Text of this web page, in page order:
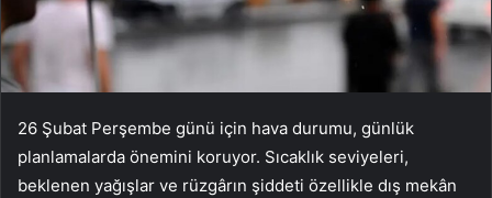
26 Şubat Perşembe günü için hava durumu, günlük
planlamalarda önemini koruyor. Sıcaklık seviyeleri,
beklenen yağışlar ve rüzgârın şiddeti özellikle dış mekân